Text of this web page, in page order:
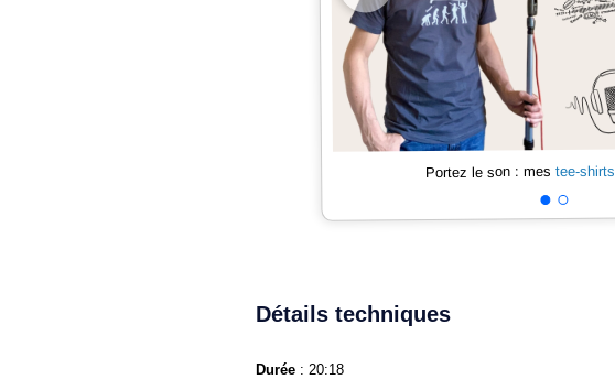
Portez le son : mestee-shirts
Détails techniques
Durée : 20:18